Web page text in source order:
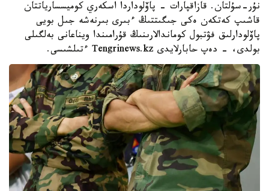
نۇر-سۇلتان. قازاقپارات - پاۆلوداردا اسكەري كوميسسارياتتان
قاشىپ كەتكەن ەكى جىگىتتىڭ ءبىرى بىرنەشە جىل بويى
پاۆلودارلىق فۋتبول كوماندالارىنىڭ قۇرامىندا ويناعانى بەلگىلى
بولدى، - دەپ حابارلايدى Tengrinews.kz ءتىلشىسى.